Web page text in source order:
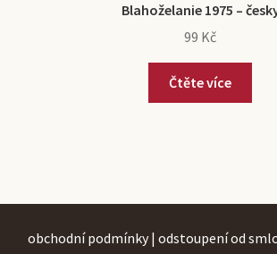
Blahoželanie 1975 –
99 Kč
Čtěte více
obchodní podmínky | odstoupení od